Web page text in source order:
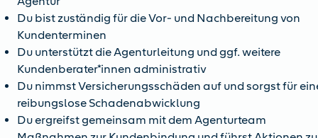
Du bist zuständig für die Vor- und Nachbereitung von
Kundenterminen
Du unterstützt die Agenturleitung und ggf. weitere
Kundenberater*innen administrativ
Du nimmst Versicherungsschäden auf und sorgst für
reibungslose Schadenabwicklung
Du ergreifst gemeinsam mit dem Agenturteam